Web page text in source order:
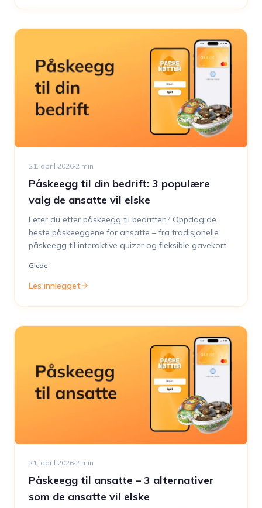
21. april 2026·2 min
Påskeegg til din bedrift: 3 populære
valg de ansatte vil elske
Leter du etter påskeegg til bedriften? Oppdag de
beste påskeeggene for ansatte – fra tradisjonelle
påskeegg til interaktive quizer og fleksible gavekort.
Glede
Les innlegget
21. april 2026·2 min
Påskeegg til ansatte – 3 alternativer
som de ansatte vil elske